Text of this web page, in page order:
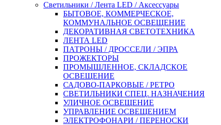
Светильники / Лента LED / Аксессуары
БЫТОВОЕ, КОММЕРЧЕСКОЕ,
КОММУНАЛЬНОЕ ОСВЕЩЕНИЕ
ДЕКОРАТИВНАЯ СВЕТОТЕХНИКА
ЛЕНТА LED
ПАТРОНЫ / ДРОССЕЛИ / ЭПРА
ПРОЖЕКТОРЫ
ПРОМЫШЛЕННОЕ, СКЛАДСКОЕ
ОСВЕЩЕНИЕ
САДОВО-ПАРКОВЫЕ / РЕТРО
СВЕТИЛЬНИКИ СПЕЦ. НАЗНАЧЕНИЯ
УЛИЧНОЕ ОСВЕЩЕНИЕ
УПРАВЛЕНИЕ ОСВЕЩЕНИЕМ
ЭЛЕКТРОФОНАРИ / ПЕРЕНОСКИ